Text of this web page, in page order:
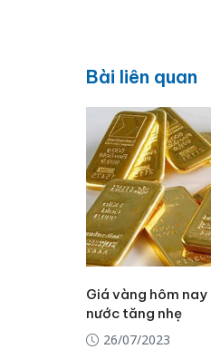
Bài liên quan
Giá vàng hôm
nước tăng nhẹ
26/07/2023